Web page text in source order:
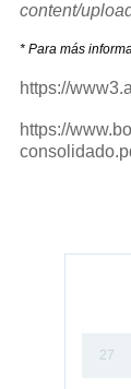
content/
* Para más
https://
https://
27